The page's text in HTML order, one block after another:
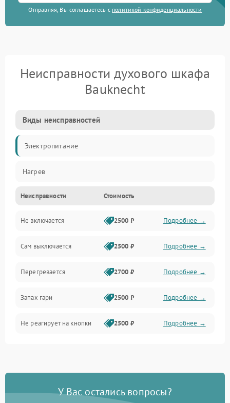
Отправляя, Вы соглашаетесь с политикой конфиденциальности
Неисправности духового шкафа
Bauknecht
Виды неисправностей
Электропитание
Нагрев
Неисправности Стоимость
Не включается 2500 ₽ Подробнее →
Сам выключается 2500 ₽ Подробнее →
Перегревается 2700 ₽ Подробнее →
Запах гари 2500 ₽ Подробнее →
Не реагирует на кнопки 2500 ₽ Подробнее →
У Вас остались вопросы?